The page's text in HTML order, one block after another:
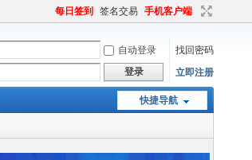
每日签到 签名交易 手机客户端
自动登录
找回密码
登录 立即注册
快捷导航